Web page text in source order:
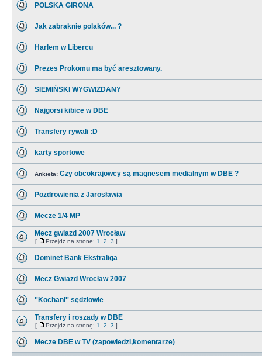
POLSKA GIRONA
Jak zabraknie polaków... ?
Harlem w Libercu
Prezes Prokomu ma być aresztowany.
SIEMIŃSKI WYGWIZDANY
Najgorsi kibice w DBE
Transfery rywali :D
karty sportowe
Ankieta: Czy obcokrajowcy są magnesem medialnym w DBE ?
Pozdrowienia z Jarosławia
Mecze 1/4 MP
Mecz gwiazd 2007 Wrocław
[ Przejdź na stronę: 1 2 3 ]
Dominet Bank Ekstraliga
Mecz Gwiazd Wrocław 2007
''Kochani'' sędziowie
Transfery i roszady w DBE
[ Przejdź na stronę: 1 2 3 ]
Mecze DBE w TV (zapowiedzi,komentarze)